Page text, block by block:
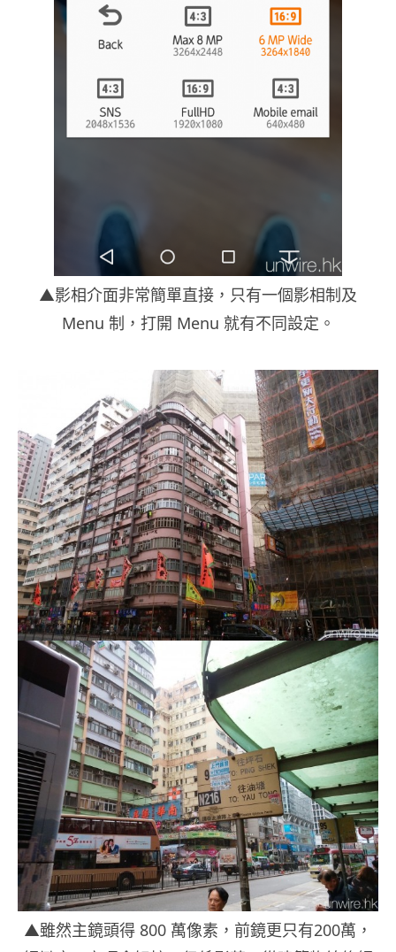
▲影相介面非常簡單直接，只有一個影相制及
Menu 制，打開 Menu 就有不同設定。
▲雖然主鏡頭得 800 萬像素，前鏡更只有200萬，